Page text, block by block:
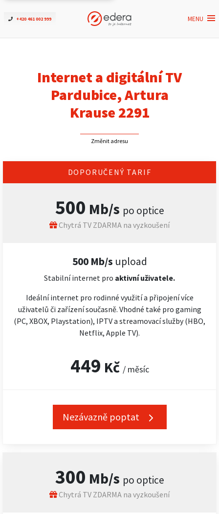
+420 461 002 999 MENU
Ověřit dostupnost
ČEZNET TV
Podpora
Kontakt
Internet a digitální TV
Pardubice, Artura
Krause 2291
Změnit adresu
300 Mb/s po optice
Chytrá TV ZDARMA na vyzkoušení
DOPORUČENÝ TARIF
500 Mb/s po optice
Chytrá TV ZDARMA na vyzkoušení
500 Mb/s upload
Stabilní internet pro aktivní uživatele.
Ideální internet pro rodinné využití a připojení více
uživatelů či zařízení současně. Vhodné také pro gaming
(PC, XBOX, Playstation), IPTV a streamovací služby (HBO,
Netflix, Apple TV).
449 Kč / měsíc
Nezávazně poptat